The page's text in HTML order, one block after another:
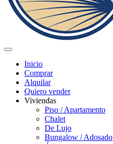
Inicio
Comprar
Alquilar
Quiero vender
Viviendas
Piso / Apartamento
Chalet
De Lujo
Bungalow / Adosado